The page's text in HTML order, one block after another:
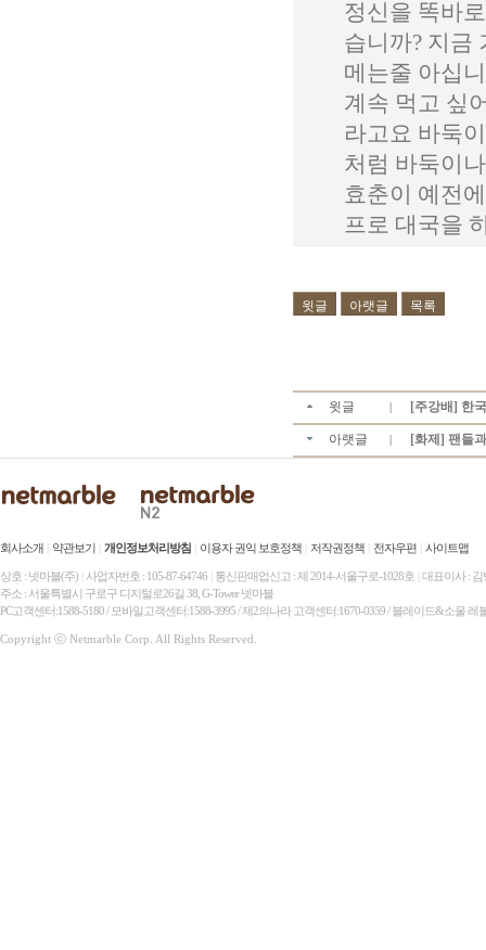
정신을 똑바
습니까? 지금
메는줄 아십
계속 먹고 싶
라고요 바둑
처럼 바둑이
효춘이 예전
프로 대국을
윗글 아랫글 목록
윗글 | [주강배] 한
아랫글 | [화제] 팬들
회사소개 약관보기 개인정보처리방침 이용자 권익 보호정책 저작권정책 전자우편 사이트맵
상호 : 넷마블(주) 사업자번호 : 105-87-64746 통신판매업신고 : 제 2014-서울구로-1028호
대표이사 : 김
주소 : 서울특별시 구로구 디지털로26길 38, G-Tower 넷마블
PC고객센터:1588-5180 / 모바일고객센터:1588-3995 / 제2의나라 고객센터:1670-0359 / 블레이드&소울
Copyright ⓒ Netmarble Corp. All Rights Reserved.